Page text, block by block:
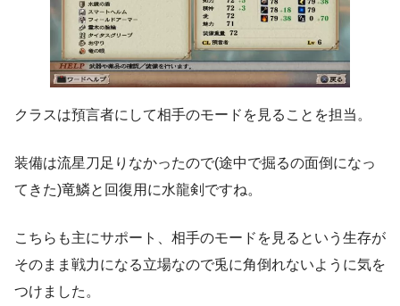
クラスは預言者にして相手のモードを見ることを担当。
装備は流星刀足りなかったので(途中で掘るの面倒になっ
てきた)竜鱗と回復用に水龍剣ですね。
こちらも主にサポート、相手のモードを見るという生存が
そのまま戦力になる立場なので兎に角倒れないように気を
つけました。